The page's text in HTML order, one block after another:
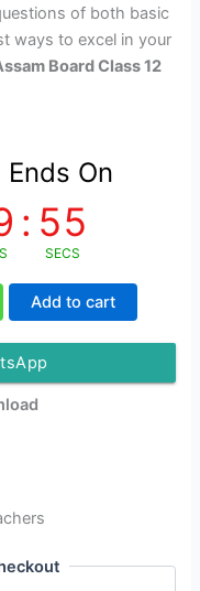
of both basic
ways to excel in your
Board Class 12
On
: 54
SECS
Add to cart